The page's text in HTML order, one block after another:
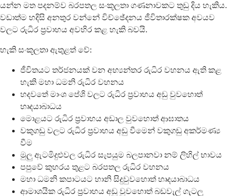
යන්න මත පදනම්ව බරපතල සංකූලතා ගණනාවකට තුඩු දිය හැකිය.
වඩාත්ම හදිසි අනතුර වන්නේ විච්ඡේදනය ජීවිතාරක්ෂක අවයව
වලට රුධිර ප්‍රවාහය අවහිර කළ හැකි බවයි.
හැකි සංකූලතා ඇතුළත් වේ:
ජීවිතයට තර්ජනයක් වන අභ්‍යන්තර රුධිර වහනය ඇති කළ
හැකි මහා ධමනි රුධිර වහනය
හදවතේ මාංශ පේශි වලට රුධිර ප්‍රවාහය අඩු වුවහොත්
හෘදයාබාධය
මොළයට රුධිර ප්‍රවාහය අඩාල වුවහොත් ආඝාතය
වකුගඩු වලට රුධිර ප්‍රවාහය අඩු වීමෙන් වකුගඩු අකර්මණ්‍ය
වීම
මුලු ඇටමිදුළුවල රුධිර සැපයුම බලපානවා නම් ලිහිල් භාවය
පපුවේ කුහරය තුළට බරපතල රුධිර වහනය
මහා ධමනි කපාටයට හානි සිදුවුවහොත් හෘදයාබාධය
ආමාශයික රුධිර ප්‍රවාහය අඩු වුවහොත් බඩවැල් ගැටලු